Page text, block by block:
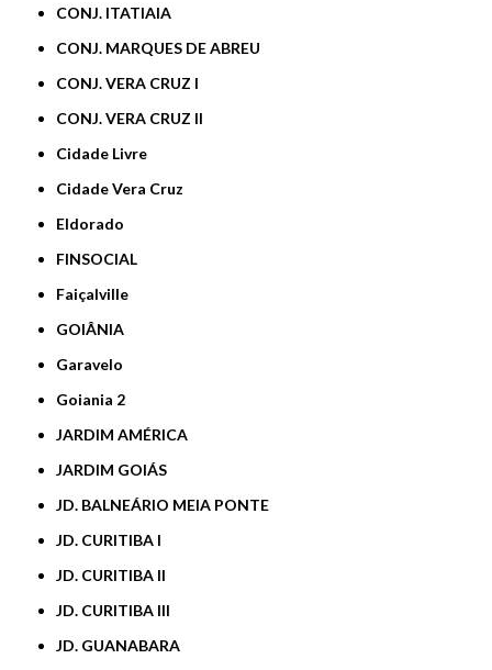
CONJ. ITATIAIA
CONJ. MARQUES DE ABREU
CONJ. VERA CRUZ I
CONJ. VERA CRUZ II
Cidade Livre
Cidade Vera Cruz
Eldorado
FINSOCIAL
Faiçalville
GOIÂNIA
Garavelo
Goiania 2
JARDIM AMÉRICA
JARDIM GOIÁS
JD. BALNEÁRIO MEIA PONTE
JD. CURITIBA I
JD. CURITIBA II
JD. CURITIBA III
JD. GUANABARA